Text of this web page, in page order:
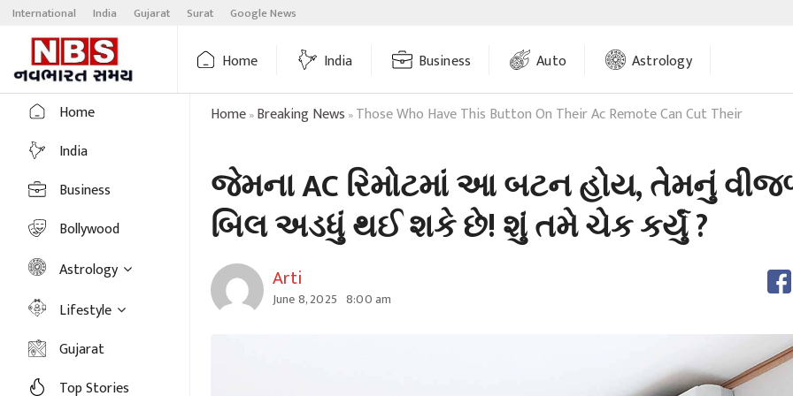
Skip
content
International India Gujarat Surat Google News
Home India Business Auto Astrology
Home
India
Business
Bollywood
Astrology
Lifestyle
Gujarat
Top Stories
Home»Breaking News »Those Who Have This Button On Their Ac Remote Can Cut Their
જેમના AC રિમોટમાં આ બટન હોય, તેમનું
બિલ અડધું થઈ શકે છે! શું તમે ચેક કર્યું ?
Arti
June 8, 2025 8:00 am